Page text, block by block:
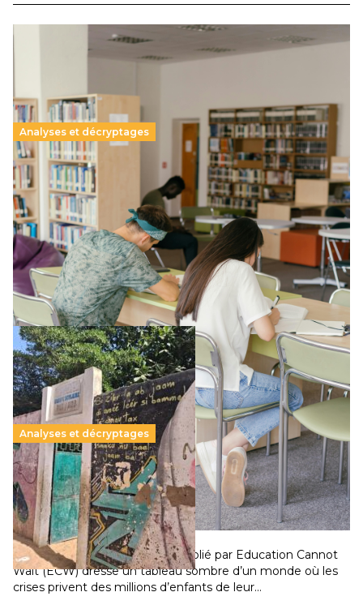
Analyses et décryptages
Supérieur privé : une dérive qui met à mal la
promesse républicaine
11 juillet 2026-
Le projet de loi sur la régulation de l’enseignement
supérieur privé met en lumière l’amplification d’un système
qui relègue l’acte pédagogique au superfétatoire, voire à…
Lire la suite →
Analyses et décryptages
258 millions d’enfants victimes de la guerre, des
chocs climatiques et des déplacements de
population
11 juillet 2026- National
Un nouveau rapport mondial publié par Education Cannot
Wait (ECW) dresse un tableau sombre d’un monde où les
crises privent des millions d’enfants de leur…